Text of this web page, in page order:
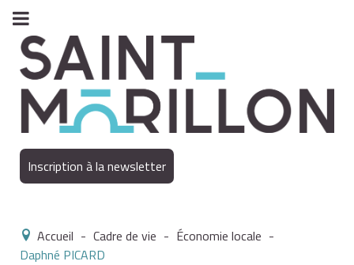
Inscription à la newsletter
Accueil - Cadre de vie - Économie locale -
Daphné PICARD